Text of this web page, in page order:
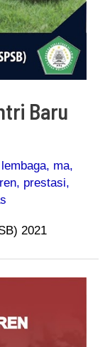
Baru
lembaga, ma,
, prestasi,
2021